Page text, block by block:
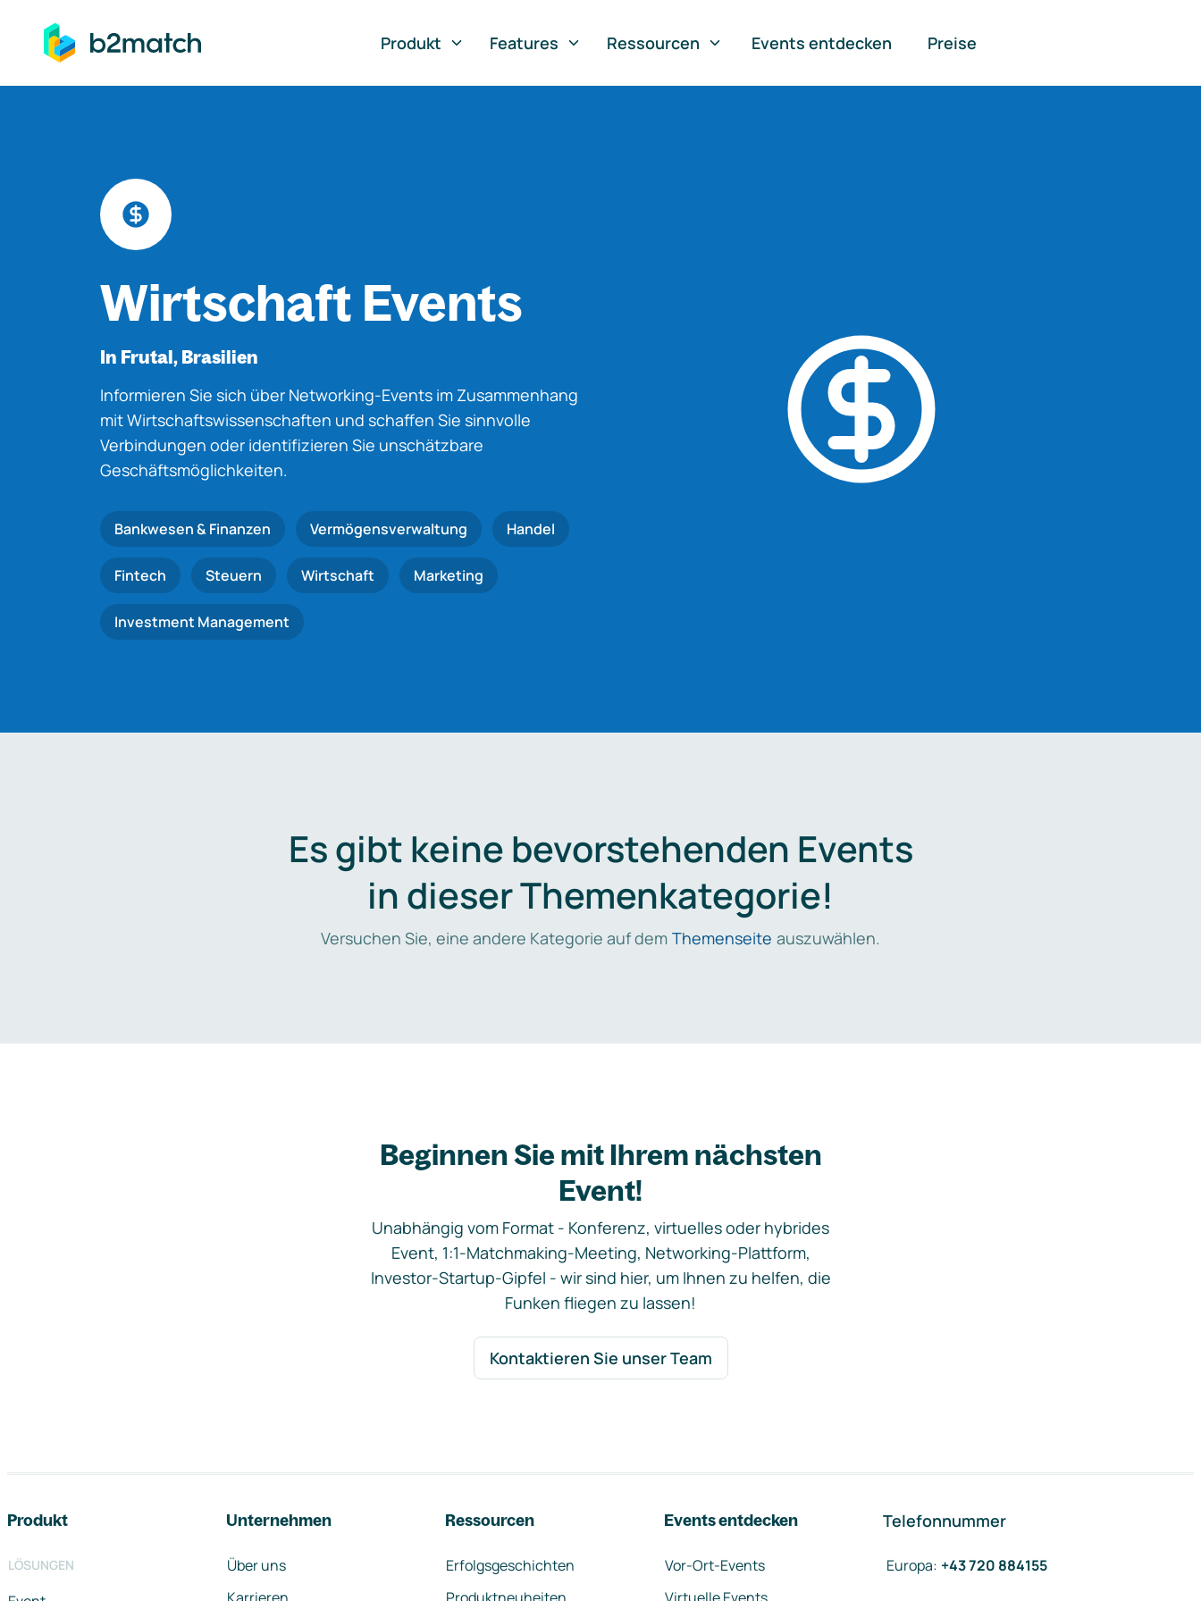
springen
Produkt
Features Ressourcen Events entdecken Preise
Wirtschaft Events
In Frutal, Brasilien
Informieren Sie sich über Networking-Events im Zusammenhang
mit Wirtschaftswissenschaften und schaffen Sie sinnvolle
Verbindungen oder identifizieren Sie unschätzbare
Geschäftsmöglichkeiten.
Bankwesen & Finanzen Vermögensverwaltung Handel
Fintech Steuern Wirtschaft Marketing
Investment Management
Es gibt keine bevorstehenden Events
in dieser Themenkategorie!
Versuchen Sie, eine andere Kategorie auf dem Themenseite auszuwählen.
Beginnen Sie mit Ihrem nächsten
Event!
Unabhängig vom Format - Konferenz, virtuelles oder hybrides
Event, 1:1-Matchmaking-Meeting, Networking-Plattform,
Investor-Startup-Gipfel - wir sind hier, um Ihnen zu helfen, die
Funken fliegen zu lassen!
Kontaktieren Sie unser Team
Produkt
LÖSUNGEN
Unternehmen
Über uns
Ressourcen
Erfolgsgeschichten
Events entdecken
Vor-Ort-Events
Telefonnummer
Europa: +43 720 884155